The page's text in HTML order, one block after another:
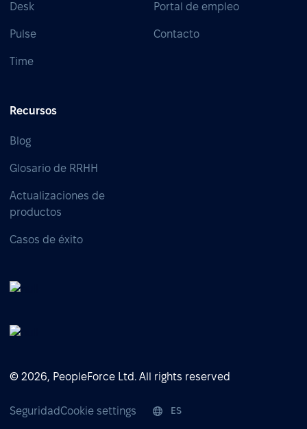
Desk
Pulse
Time
Portal de empleo
Contacto
Recursos
Blog
Glosario de RRHH
Actualizaciones de
productos
Casos de éxito
© 2026, PeopleForce Ltd. All rights reserved
SeguridadCookie settings ES